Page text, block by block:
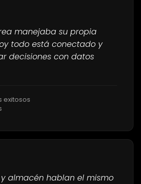
manejaba su propia
todo está conectado y
decisiones con datos
exitosos
y almacén hablan el mismo